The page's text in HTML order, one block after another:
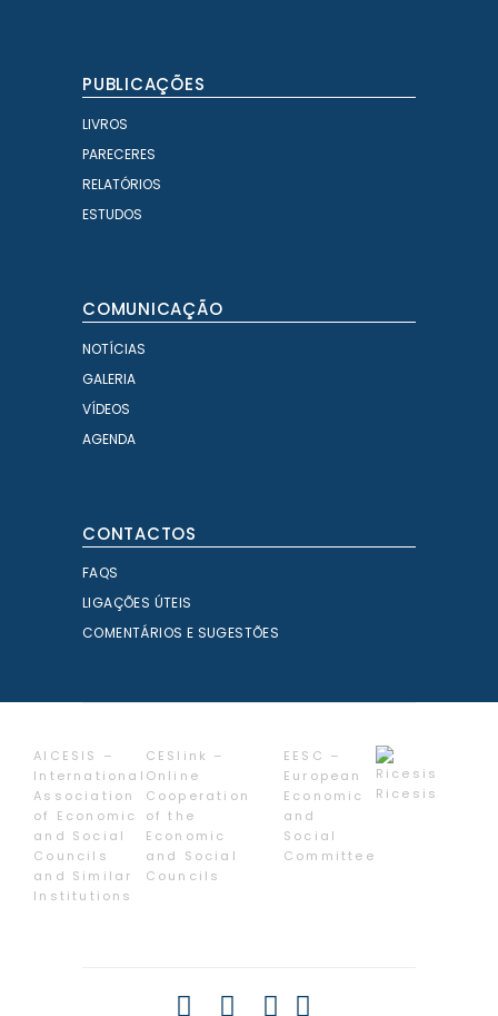
PUBLICAÇÕES
LIVROS
PARECERES
RELATÓRIOS
ESTUDOS
COMUNICAÇÃO
NOTÍCIAS
GALERIA
VÍDEOS
AGENDA
CONTACTOS
FAQS
LIGAÇÕES ÚTEIS
COMENTÁRIOS E SUGESTÕES
AICESIS –
International
Association
of Economic
and Social
Councils
and Similar
Institutions
CESlink –
Online
Cooperation
of the
Economic
and Social
Councils
EESC –
European
Economic
and
Social
Committee
Ricesis